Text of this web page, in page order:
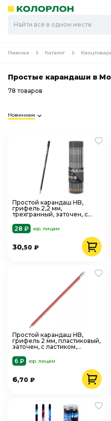
Ск
Ск
Главная Каталог
Простые карандаши в
78 товаров
Новинкам
Простой карандаш HB,
грифель 2,2 мм,
трехгранный, заточен, с
ErichKrause
28 ₽ юр. лицам
30,50 ₽
Простой карандаш HB,
грифель 2 мм, пластиковый,
заточен, с ластиком,
6 ₽
юр. лицам
6,70 ₽